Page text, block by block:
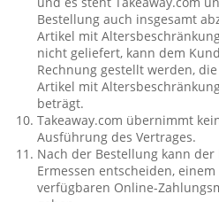
Bestellung auch insgesamt
Artikel mit
nicht geliefert, kann dem
Rechnung gestellt werden,
Artikel mit
beträgt.
Takeaway.com übernimmt
Ausführung des Vertrages.
Nach der Bestellung kann
Ermessen entscheiden,
verfügbaren Online-